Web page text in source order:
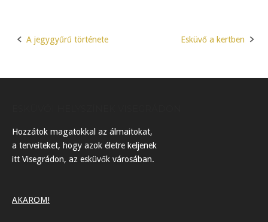
Post
A jegygyűrű története Esküvő a kertben
Hozzátok magatokkal az álmaitokat,
a terveiteket, hogy azok életre keljenek
itt Visegrádon, az esküvők városában.
AKAROM!